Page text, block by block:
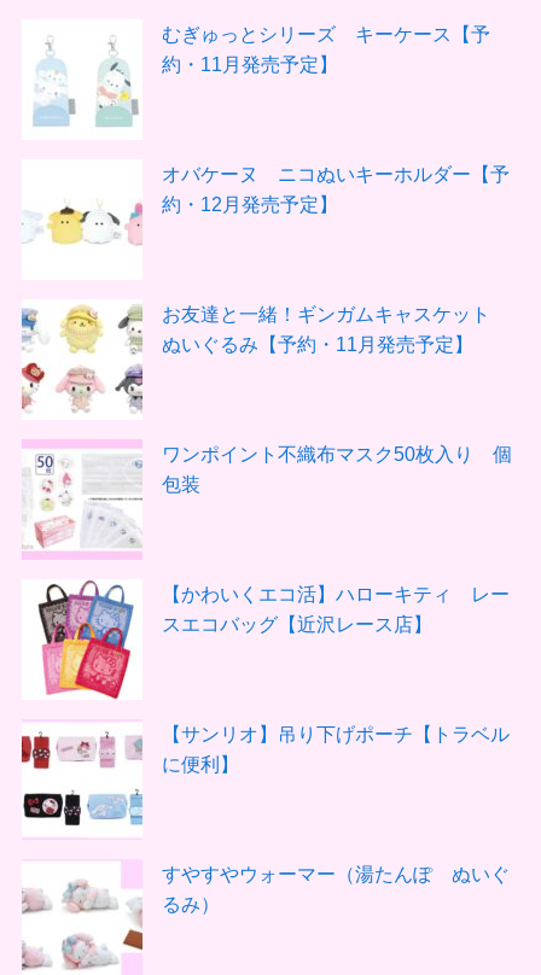
むぎゅっとシリーズ キーケース【予
約・11月発売予定】
オバケーヌ ニコぬいキーホルダー【予
約・12月発売予定】
お友達と一緒！ギンガムキャスケット
ぬいぐるみ【予約・11月発売予定】
ワンポイント不織布マスク50枚入り 個
包装
【かわいくエコ活】ハローキティ レー
スエコバッグ【近沢レース店】
【サンリオ】吊り下げポーチ【トラベル
に便利】
すやすやウォーマー（湯たんぽ ぬいぐ
るみ）